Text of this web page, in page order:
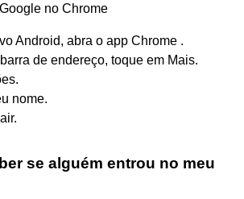
no Chrome
Android, abra o app Chrome .
de endereço, toque em Mais.
nome.
se alguém entrou no meu